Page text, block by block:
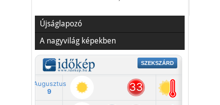
Újságlapozó
A nagyvilág képekben